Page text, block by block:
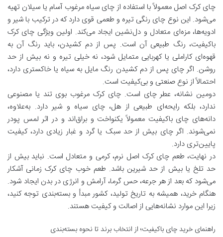
چای کرک اصل معمولاً با استفاده از چای سیاه مرغوب آسام یا سیلان تهیه
می‌شود. این نوع چای رنگی تیره و طعمی قوی دارد که در ترکیب با شیر و
ادویه‌ها، مزه‌ای متعادل و دل‌نشین ایجاد می‌کند. اولین ویژگی چای کرک
باکیفیت، رنگ طبیعی آن است. پس از دم کشیدن، باید رنگ آن به
قهوه‌ای کاراملی یا کهربایی متمایل شود، نه خیلی تیره و نه بیش از حد
روشن. اگر چای پس از دم کشیدن رنگ مایل به سیاه یا خاکستری دارد،
احتمالاً از نوع صنعتی و بی‌کیفیت است.
دومین نشانه، عطر چای است. چای کرک مرغوب بوی تند یا مصنوعی
ندارد، بلکه رایحه‌ای طبیعی از هل، چای سیاه و شیر دارد. به‌علاوه،
دانه‌های چای باکیفیت معمولاً یکنواخت و براق‌اند و در اثر لمس پودر
نمی‌شوند. اگر چای بیش از حد سبک یا گرد و غبار زیادی دارد، کیفیت
پایین‌تری دارد.
در نهایت، طعم چای کرک اصل نرم، کرمی و متعادل است. نباید بیش از
حد تلخ یا بیش از حد شیرین باشد. طعم خوب چای کرک زمانی آشکار
می‌شود که بعد از هر جرعه، حس گرما، آرامش و انرژی در بدن ایجاد شود.
هنگام خرید، همیشه به تاریخ تولید، کشور مبدأ و بسته‌بندی توجه کنید،
زیرا این موارد نشانه‌هایی از اصالت و کیفیت هستند.
راهنمای خرید چای باکیفیت؛ از انتخاب برند تا نحوه بسته‌بندی